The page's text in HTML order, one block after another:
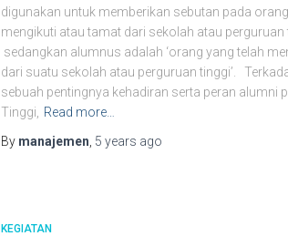
digunakan untuk memberikan sebutan pada
mengikuti atau tamat dari sekolah atau perguruan
sedangkan alumnus adalah ‘orang yang telah
dari suatu sekolah atau perguruan tinggi’.
sebuah pentingnya kehadiran serta peran alumni
Tinggi,
Read more…
By manajemen 5 years ago
KEGIATAN